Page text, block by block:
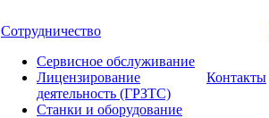
Сотрудничество
Сервисное обслуживание
Лицензирование
деятельность (ГРЗТС)
Станки и оборудование
Контакты